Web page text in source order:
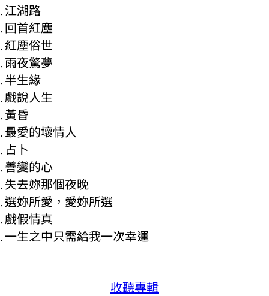
江湖路
回首紅塵
紅塵俗世
雨夜驚夢
半生緣
戲說人生
黃昏
最愛的壞情人
占卜
善變的心
失去妳那個夜晚
選妳所愛，愛妳所選
戲假情真
一生之中只需給我一次幸運
收聽專輯